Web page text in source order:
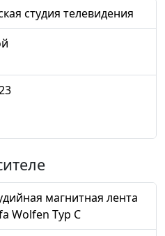
студия телевидения
магнитная лента
Wolfen Typ C